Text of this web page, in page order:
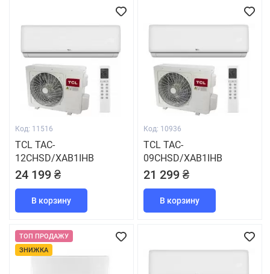
Код: 11516
TCL TAC-
12CHSD/XAB1IHB
24 199 ₴
В корзину
Код: 10936
TCL TAC-
09CHSD/XAB1IHB
21 299 ₴
В корзину
ТОП ПРОДАЖУ
ЗНИЖКА